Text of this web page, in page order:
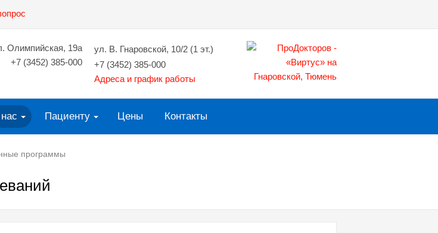
Олимпийская, 19а
+7 (3452) 385-000
ул. В. Гнаровской, 10/2 (1 эт.)
+7 (3452) 385-000
Адреса и график работы
Пациенту Цены Контакты
программы